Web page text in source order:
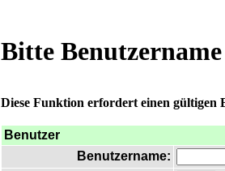
Bitte
Diese Funktion erfordert einen gültigen
Benutzer
Benutzername: